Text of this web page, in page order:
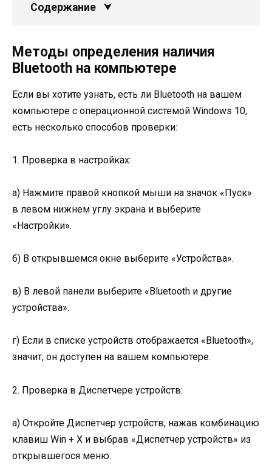
Содержание
Методы определения наличия
Bluetooth на компьютере
Если вы хотите узнать, есть ли Bluetooth на вашем
компьютере с операционной системой Windows 10,
есть несколько способов проверки:
1. Проверка в настройках:
а) Нажмите правой кнопкой мыши на значок «Пуск»
в левом нижнем углу экрана и выберите
«Настройки».
б) В открывшемся окне выберите «Устройства».
в) В левой панели выберите «Bluetooth и другие
устройства».
г) Если в списке устройств отображается «Bluetooth»,
значит, он доступен на вашем компьютере.
2. Проверка в Диспетчере устройств:
а) Откройте Диспетчер устройств, нажав комбинацию
клавиш Win + X и выбрав «Диспетчер устройств» из
открывшегося меню.